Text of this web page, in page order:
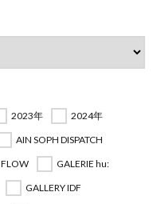
2023年
2024年
AIN SOPH DISPATCH
FLOW
GALERIE hu:
GALLERY IDF